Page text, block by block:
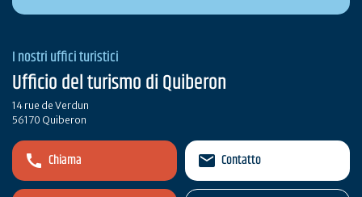
I nostri uffici turistici
Ufficio del turismo di Quiberon
14 rue de Verdun
56170 Quiberon
Chiama Contatto